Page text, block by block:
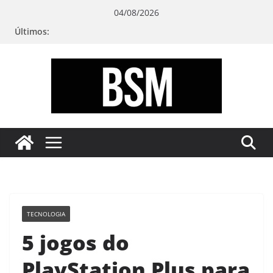
04/08/2026
Últimos:
sua
Mente
TECNOLOGIA
5 jogos do